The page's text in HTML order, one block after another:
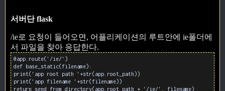
서버단 flask
/ie로 요청이 들어오면, 어플리케이션의 루트안에 ie폴더에
서 파일을 찾아 응답한다.
@app.route('/ie/')
def base_static(filename):
print('app root path '+str(app.root_path))
print('app filename '+str(filename))
return send_from_directory(app.root_path + '/ie/', filename)